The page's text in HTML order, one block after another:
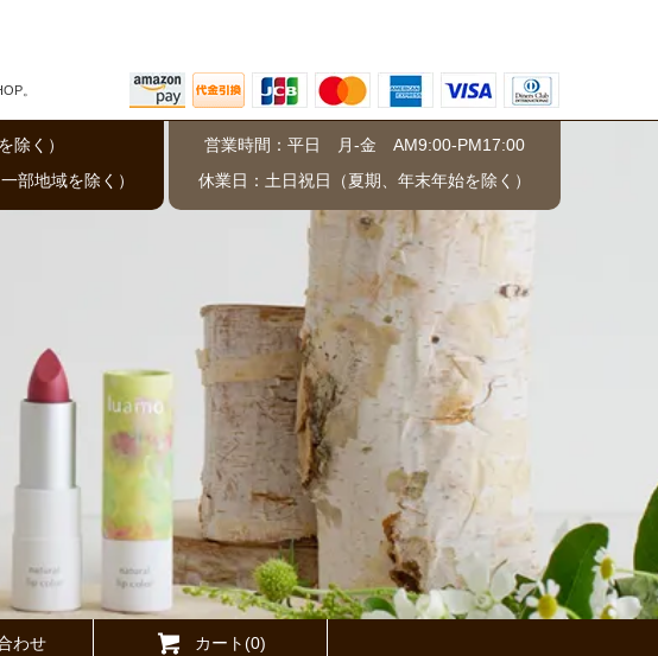
。
除く）
部地域を除く）
営業時間：平日 月-金 AM9:00-PM17:00
休業日：土日祝日（夏期、年末年始を除く）
わせ カート(0)